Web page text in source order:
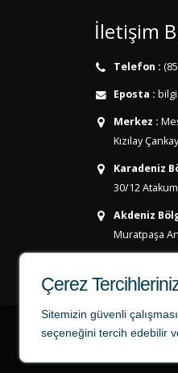
İletişim
Telefon :
Eposta :
Merkez :
Kızılay
Karadeniz
30/12
Akdeniz
Muratpaşa
Çerez
Sitemizin güvenli
seçeneğini tercih edebilir